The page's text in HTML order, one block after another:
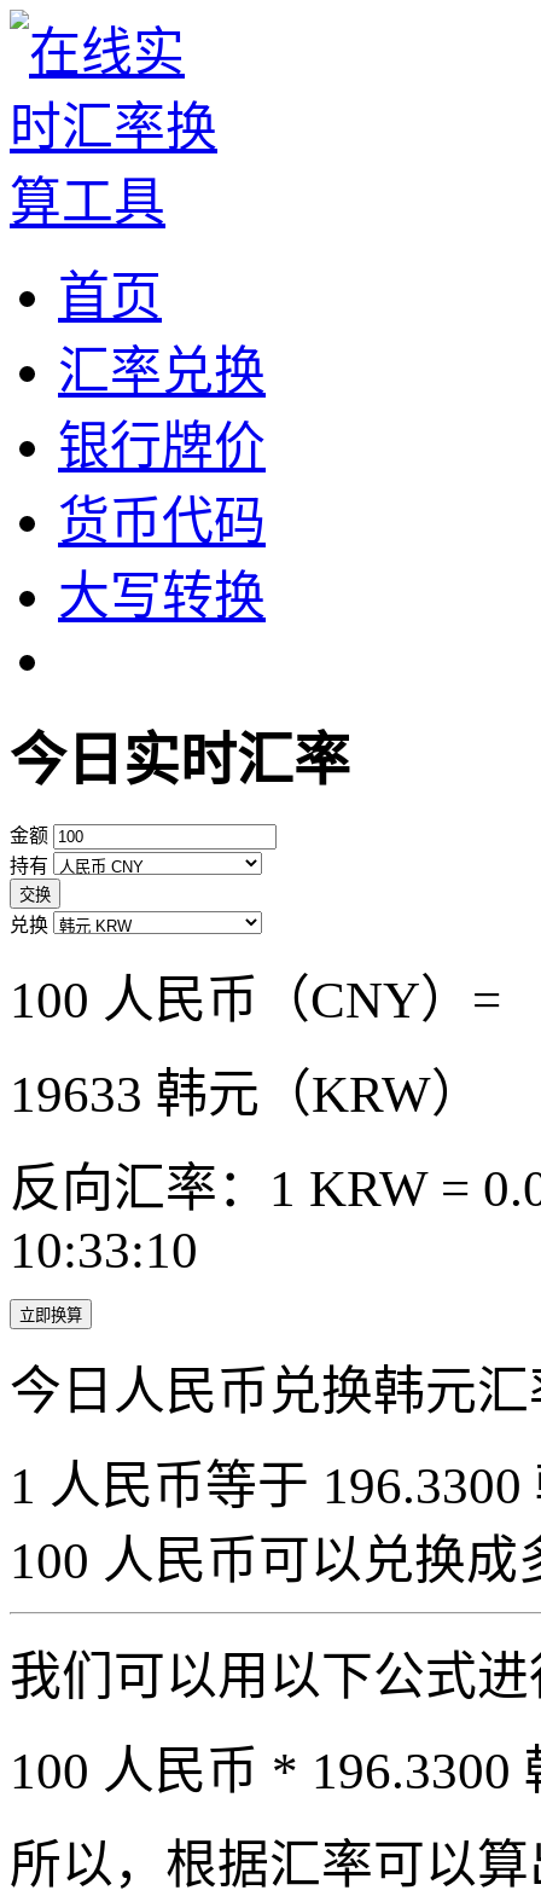
首页
汇率兑换
银行牌价
货币代码
大写转换
今日实时汇率
金额
持有
交换
兑换
100 人民币（CNY）=
19633 韩元（KRW）
反向汇率：1 KRW =
10:33:10
立即换算
今日人民币兑换韩元
1 人民币等于
100 人民币可以兑换成
我们可以用以下公式
100 人民币 * 196.3300
所以，根据汇率可以